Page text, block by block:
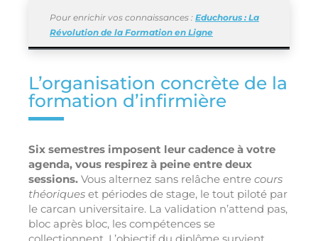
Pour enrichir vos connaissances : Educhorus : La
Révolution de la Formation en Ligne
L’organisation concrète de la
formation d’infirmière
Six semestres imposent leur cadence à votre
agenda, vous respirez à peine entre deux
sessions. Vous alternez sans relâche entre cours
théoriques et périodes de stage, le tout piloté par
le carcan universitaire. La validation n’attend pas,
bloc après bloc, les compétences se